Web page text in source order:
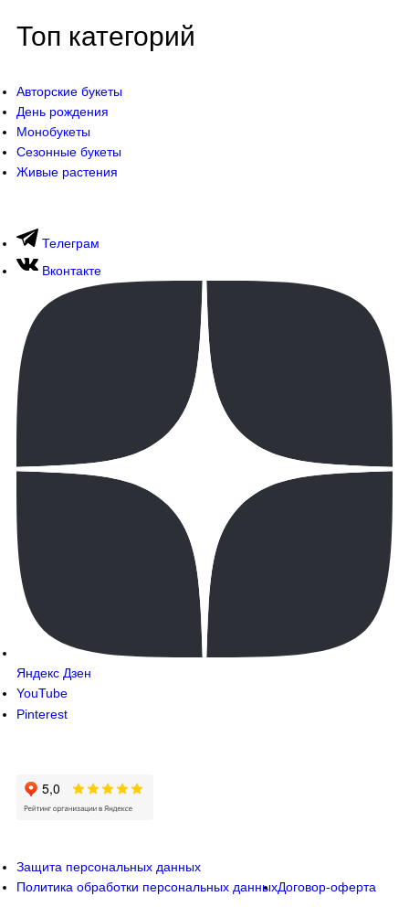
Топ категорий
Авторские букеты
День рождения
Монобукеты
Сезонные букеты
Живые растения
Телеграм
Вконтакте
Яндекс Дзен
YouTube
Pinterest
Защита персональных данных
Политика обработки персональных данныхДоговор-оферта